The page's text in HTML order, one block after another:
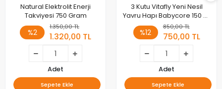
Natural Elektrolit Enerji
Takviyesi 750 Gram
%2
1.350,00 TL
1.320,00 TL
Adet
Sepete Ekle
3 Kutu Vitafly Yeni Nesil
Yavru Hapı Babycore 150 Gr
- 2250 Adet
%12
850,00 TL
750,00 TL
Adet
Sepete Ekle